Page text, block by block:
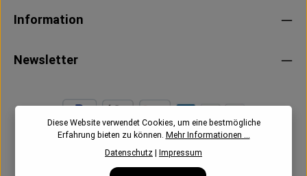
Information
Newsletter
Diese Website verwendet Cookies, um eine bestmögliche
Erfahrung bieten zu können. Mehr Informationen ...
Datenschutz | Impressum